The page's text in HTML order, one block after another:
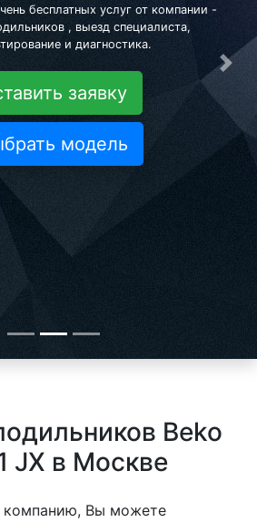
бесплатных услуг от компании -
, выезд специалиста,
и диагностика.
заявку
модель
Beko
JX в Москве
компанию, Вы можете